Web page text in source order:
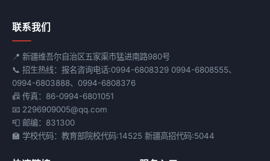
联系我们
📍 新疆维吾尔自治区五家渠市猛进南路980号
📞 招生热线：报名咨询电话:0994-6808329 0994-6808555、
0994-6803888、0994-6808376
📠 传真：86-0994-6801051
📧 2296909005@qq.com
📮 邮编：831300
🏫 学校代码：教育部院校代码:14525 新疆高招代码:5044